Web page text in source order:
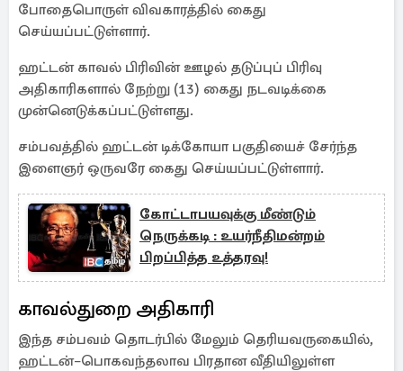
போதைபொருள் விவகாரத்தில் கைது
செய்யப்பட்டுள்ளார்.
ஹட்டன் காவல் பிரிவின் ஊழல் தடுப்புப் பிரிவு
அதிகாரிகளால் நேற்று (13) கைது நடவடிக்கை
முன்னெடுக்கப்பட்டுள்ளது.
சம்பவத்தில் ஹட்டன் டிக்கோயா பகுதியைச் சேர்ந்த
இளைஞர் ஒருவரே கைது செய்யப்பட்டுள்ளார்.
கோட்டாபயவுக்கு மீண்டும்
நெருக்கடி : உயர்நீதிமன்றம்
பிறப்பித்த உத்தரவு!
காவல்துறை அதிகாரி
இந்த சம்பவம் தொடர்பில் மேலும் தெரியவருகையில்,
ஹட்டன்–பொகவந்தலாவ பிரதான வீதியிலுள்ள